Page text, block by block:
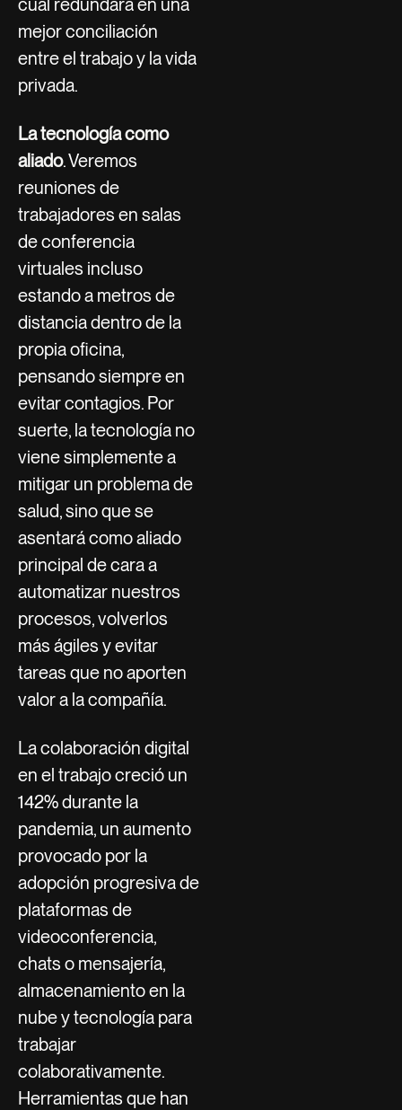
mejor conciliación
entre el trabajo y la vida
privada.
La tecnología como
aliado. Veremos
reuniones de
trabajadores en salas
de conferencia
virtuales incluso
estando a metros de
distancia dentro de la
propia oficina,
pensando siempre en
evitar contagios. Por
suerte, la tecnología no
viene simplemente a
mitigar un problema de
salud, sino que se
asentará como aliado
principal de cara a
automatizar nuestros
procesos, volverlos
más ágiles y evitar
tareas que no aporten
valor a la compañía.
La colaboración digital
en el trabajo creció un
142% durante la
pandemia, un aumento
provocado por la
adopción progresiva de
plataformas de
videoconferencia,
chats o mensajería,
almacenamiento en la
nube y tecnología para
trabajar
colaborativamente.
Herramientas que han